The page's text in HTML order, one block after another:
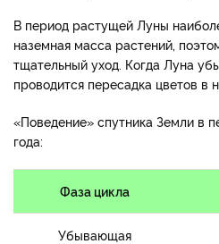
В период растущей Луны
наземная масса растений,
тщательный уход. Когда Луна
проводится пересадка цветов в
«Поведение» спутника Земли в
года:
Фаза цикла
Убывающая